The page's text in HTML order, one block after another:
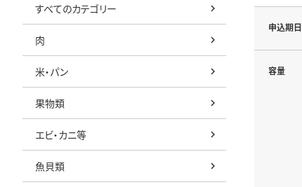
すべてのカテゴリー
肉
米・パン
果物類
エビ・カニ等
魚貝類
申込期日
容量